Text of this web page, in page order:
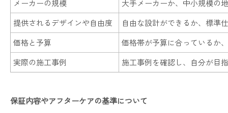
メーカーの規模
大手メーカーか、中小規模の
提供されるデザインや自由度
自由な設計ができるか、標準
価格と予算
価格帯が予算に合っているか
実際の施工事例
施工事例を確認し、自分が目
保証内容やアフターケアの基準について